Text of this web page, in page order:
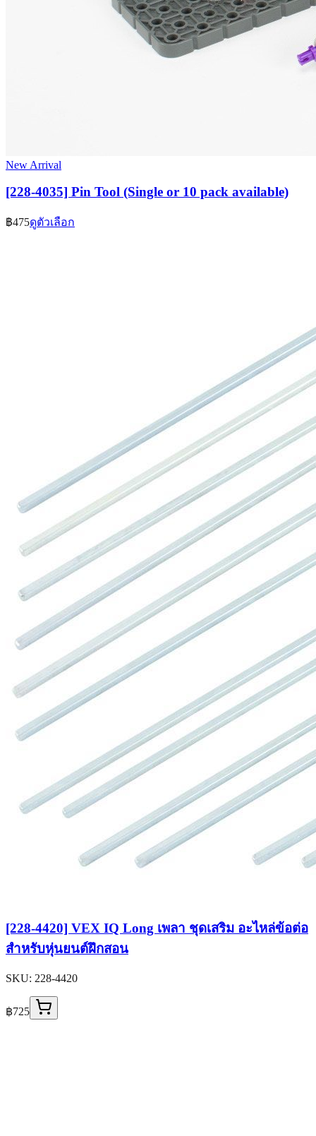
New Arrival
[228-4035] Pin Tool (Single or 10 pack available)
฿475ดูตัวเลือก
[228-4420] VEX IQ Long เพลา ชุดเสริม อะไหล่ข้อต่อ
สำหรับหุ่นยนต์ฝึกสอน
SKU: 228-4420
฿725